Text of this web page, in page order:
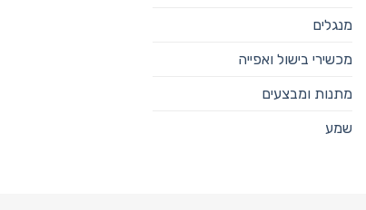
מנגלים
מכשירי בישול ואפייה
מתנות ומבצעים
שמע